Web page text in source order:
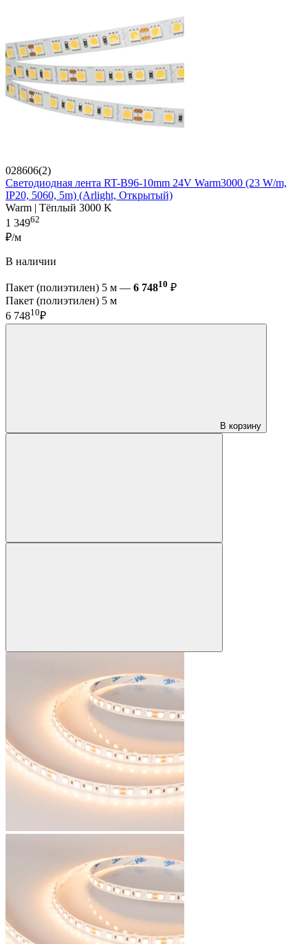
028606(2)
Светодиодная лента RT-B96-10mm 24V Warm3000 (23 W/m,
IP20, 5060, 5m) (Arlight, Открытый)
Warm | Тёплый 3000 K
1 34962
₽/м
В наличии
Пакет (полиэтилен) 5 м — 6 74810 ₽
Пакет (полиэтилен) 5 м
6 74810₽
В корзину